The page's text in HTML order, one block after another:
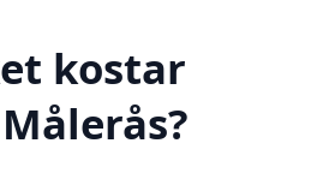
kostar